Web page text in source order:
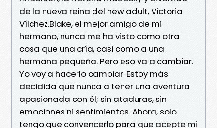
de la nueva reina del new adult, Victoria
Vílchez.Blake, el mejor amigo de mi
hermano, nunca me ha visto como otra
cosa que una cría, casi como a una
hermana pequeña. Pero eso va a cambiar.
Yo voy a hacerlo cambiar. Estoy más
decidida que nunca a tener una aventura
apasionada con él; sin ataduras, sin
emociones ni sentimientos. Ahora, solo
tengo que convencerlo para que acepte mi